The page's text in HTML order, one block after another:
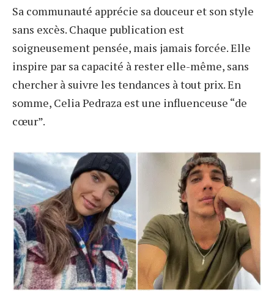
Sa communauté apprécie sa douceur et son style
sans excès. Chaque publication est
soigneusement pensée, mais jamais forcée. Elle
inspire par sa capacité à rester elle-même, sans
chercher à suivre les tendances à tout prix. En
somme, Celia Pedraza est une influenceuse “de
cœur”.